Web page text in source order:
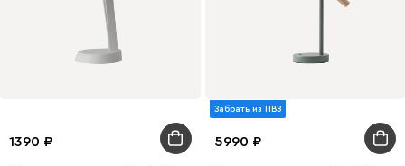
1390
Забрать из ПВЗ
5990